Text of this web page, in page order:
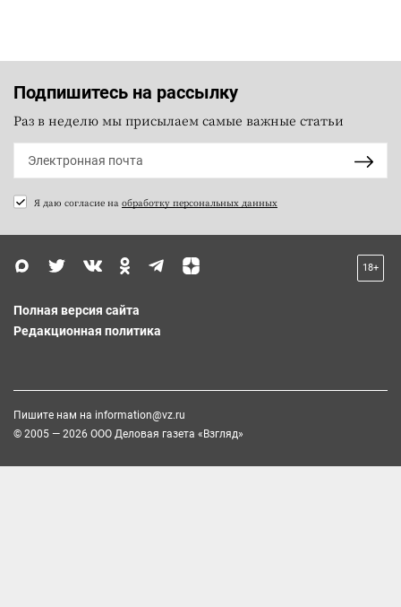
Подпишитесь на рассылку
Раз в неделю мы присылаем самые важные статьи
Я даю согласие на обработку персональных данных
18+
Полная версия сайта
Редакционная политика
Пишите нам на information@vz.ru
© 2005 — 2026 ООО Деловая газета «Взгляд»